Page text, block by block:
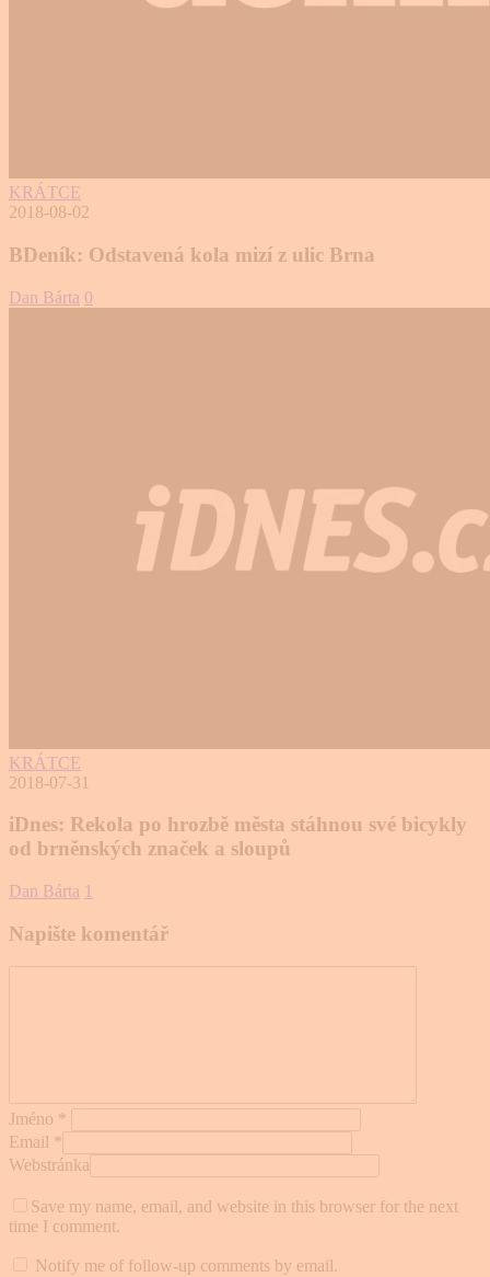
KRÁTCE
2018-08-02
BDeník: Odstavená kola mizí z ulic Brna
Dan Bárta 0
KRÁTCE
2018-07-31
iDnes: Rekola po hrozbě města stáhnou své bicykly
od brněnských značek a sloupů
Dan Bárta 1
Napište komentář
Jméno *
Email *
Webstránka
Save my name, email, and website in this browser for the next
time I comment.
Notify me of follow-up comments by email.